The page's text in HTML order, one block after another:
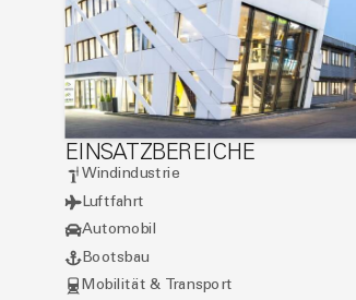
EINSATZBEREICHE
Windindustrie
Luftfahrt
Automobil
Bootsbau
Mobilität & Transport